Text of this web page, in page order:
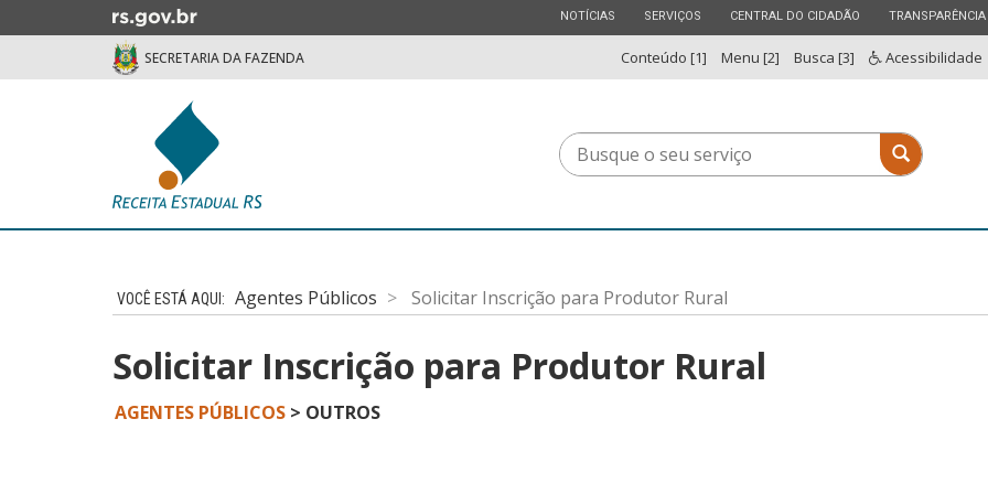
para
Ir
ESTADO
NOTÍCIAS ESTADO
SERVIÇOS ESTADO
CENTRAL DO CIDADÃO ESTADO
TRANSPARÊNCIA
SECRETARIA DA FAZENDA Conteúdo [1] Menu [2] Busca [3] Acessibilidade
Busque
o
serviço
Busque o
Agentes Públicos Solicitar Inscrição para Produtor Rural
Solicitar Inscrição para Produtor Rural
AGENTES PÚBLICOS > OUTROS